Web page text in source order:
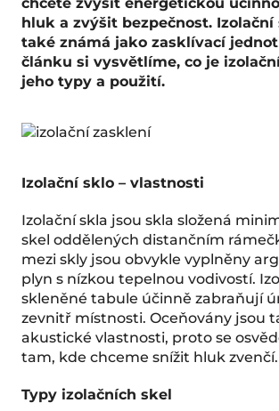
hluk a zvýšit bezpečnost. Izolační
také známá jako zasklívací
článku si vysvětlíme, co je
jeho typy a použití.
Izolační sklo – vlastnosti
Izolační skla jsou skla složená
skel oddělených distančním
mezi skly jsou obvykle vyplněny
plyn s nízkou tepelnou vodivostí.
skleněné tabule účinně zabraňují
zevnitř místnosti. Oceňovány jsou
akustické vlastnosti, proto se
tam, kde chceme snížit hluk zvenčí.
Typy izolačních skel